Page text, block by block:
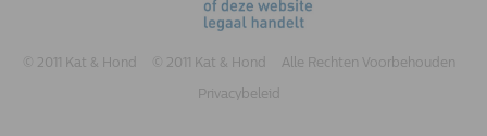
© 2011 Kat & Hond © 2011 Kat & Hond Alle Rechten Voorbehouden
Privacybeleid